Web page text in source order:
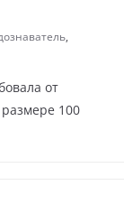
,
от
100